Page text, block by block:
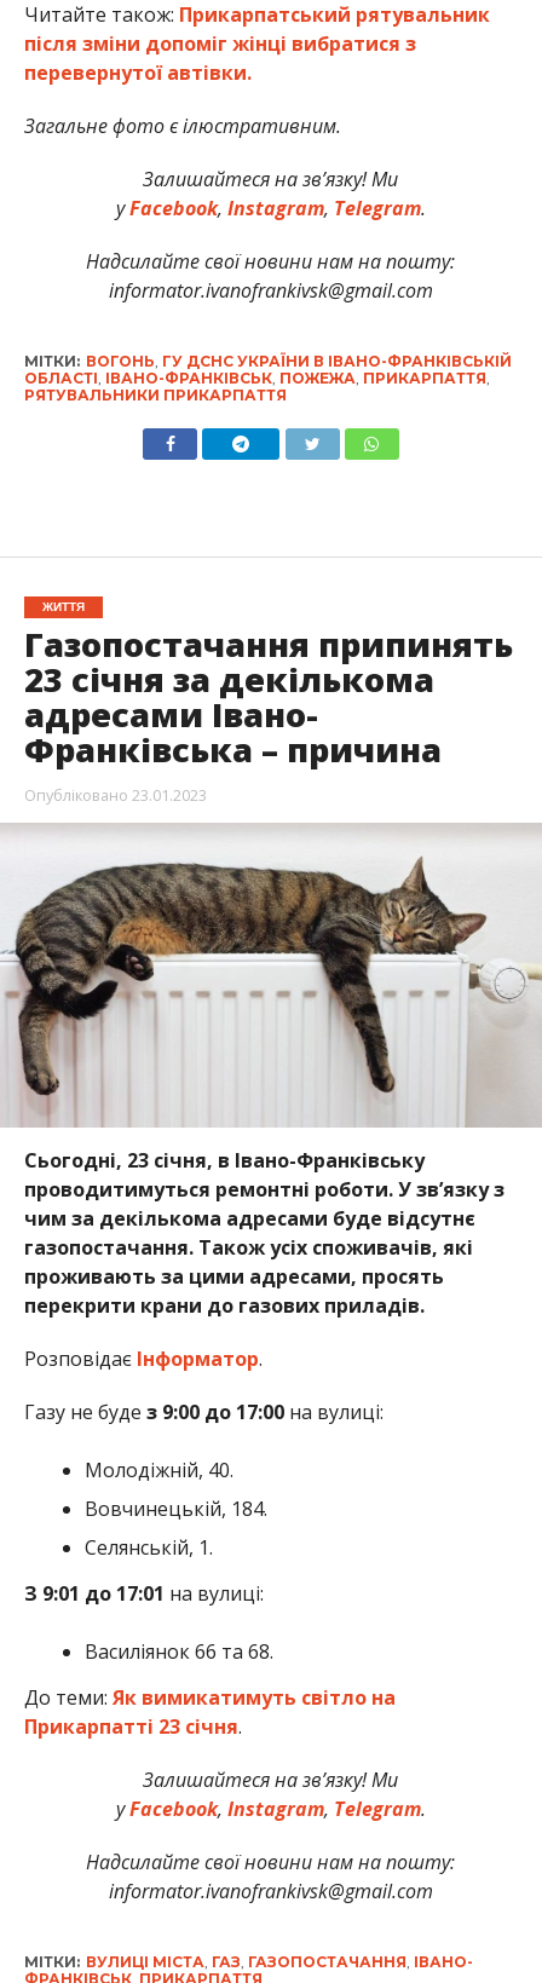
Читайте також: Прикарпатський рятувальник
після зміни допоміг жінці вибратися з
перевернутої автівки.
Загальне фото є ілюстративним.
Залишайтеся на зв’язку! Ми
уFacebook, Instagram, Telegram.
Надсилайте свої новини нам на пошту:
informator.ivanofrankivsk@gmail.com
МІТКИ: ВОГОНЬ, ГУ ДСНС УКРАЇНИ В ІВАНО-ФРАНКІВСЬКІЙ
ОБЛАСТІ, ІВАНО-ФРАНКІВСЬК, ПОЖЕЖА, ПРИКАРПАТТЯ,
РЯТУВАЛЬНИКИ ПРИКАРПАТТЯ
ЖИТТЯ
Газопостачання припинять
23 січня за декількома
адресами Івано-
Франківська – причина
Опубліковано 23.01.2023
Сьогодні, 23 січня, в Івано-Франківську
проводитимуться ремонтні роботи. У зв’язку з
чим за декількома адресами буде відсутнє
газопостачання. Також усіх споживачів, які
проживають за цими адресами, просять
перекрити крани до газових приладів.
Розповідає Інформатор.
Газу не буде з 9:00 до 17:00на вулиці:
Молодіжній, 40.
Вовчинецькій, 184.
Селянській, 1.
З 9:01 до 17:01 на вулиці:
Василіянок 66 та 68.
До теми: Як вимикатимуть світло на
Прикарпатті 23 січня.
Залишайтеся на зв’язку! Ми
уFacebook, Instagram, Telegram.
Надсилайте свої новини нам на пошту:
informator.ivanofrankivsk@gmail.com
МІТКИ: ВУЛИЦІ МІСТА, ГАЗ, ГАЗОПОСТАЧАННЯ, ІВАНО-
ФРАНКІВСЬК, ПРИКАРПАТТЯ